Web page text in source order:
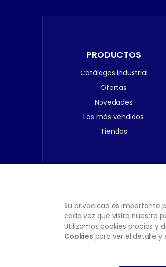
PRODUCTOS
Catálogos industrial
Ofertas
Novedades
Los más vendidos
Tiendas
Su privacidad es importante
cada vez que visita nuestra
Utilizamos cookies propias y
Cookies para ver el detalle y